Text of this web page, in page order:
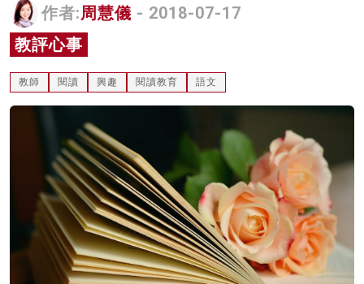
影片
名家榜
灼見活動
關於我們
作者:周慧儀 - 2018-07-17
教評心事
教師 閱讀 興趣 閱讀教育 語文